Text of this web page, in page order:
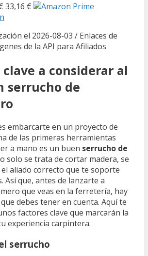
33,16 €
el 2026-08-03 / Enlaces de
de la API para Afiliados
clave a considerar al
serrucho de
embarcarte en un proyecto de
de las primeras herramientas
a mano es un buen serrucho de
solo se trata de cortar madera, se
aliado correcto que te soporte
Así que, antes de lanzarte a
que veas en la ferretería, hay
debes tener en cuenta. Aquí te
factores clave que marcarán la
experiencia carpintera.
serrucho